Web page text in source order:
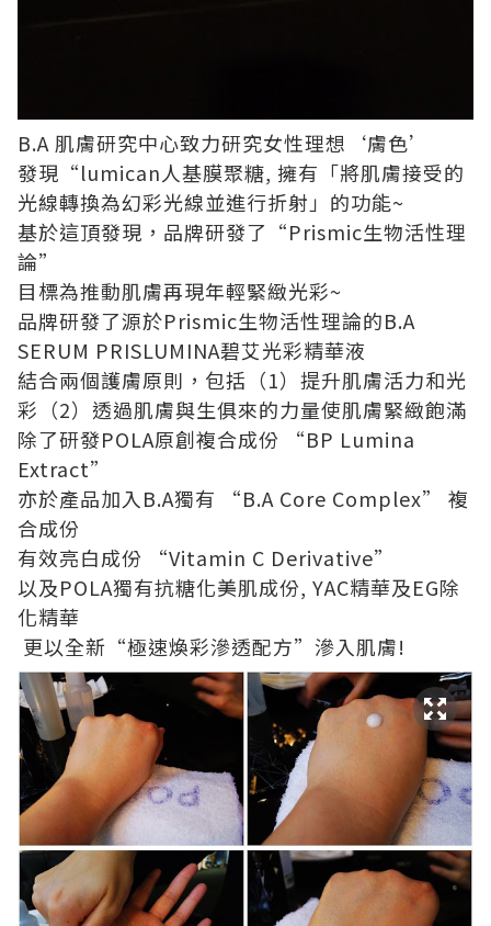
B.A 肌膚研究中心致力研究女性理想‘膚色’
發現“lumican人基膜聚糖, 擁有「將肌膚接受的
光線轉換為幻彩光線並進行折射」的功能~
基於這頂發現，品牌研發了“Prismic生物活性理
論”
目標為推動肌膚再現年輕緊緻光彩~
品牌研發了源於Prismic生物活性理論的B.A
SERUM PRISLUMINA碧艾光彩精華液
結合兩個護膚原則，包括（1）提升肌膚活力和光
彩（2）透過肌膚與生俱來的力量使肌膚緊緻飽滿
除了研發POLA原創複合成份 “BP Lumina
Extract”
亦於產品加入B.A獨有 “B.A Core Complex” 複
合成份
有效亮白成份 “Vitamin C Derivative”
以及POLA獨有抗糖化美肌成份, YAC精華及EG除
化精華
更以全新“極速煥彩滲透配方”滲入肌膚!